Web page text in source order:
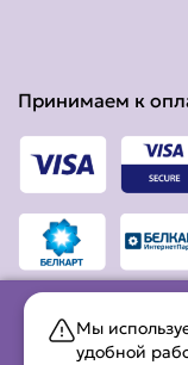
Мы
удобной
Принимаем к